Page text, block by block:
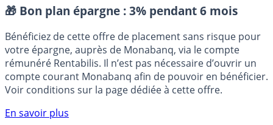
Placement sans risque
🎁 Bon plan épargne : 3% pendant 6 mois
Bénéficiez de cette offre de placement sans risque pour
votre épargne, auprès de Monabanq, via le compte
rémunéré Rentabilis. Il n’est pas nécessaire d’ouvrir un
compte courant Monabanq afin de pouvoir en bénéficier.
Voir conditions sur la page dédiée à cette offre.